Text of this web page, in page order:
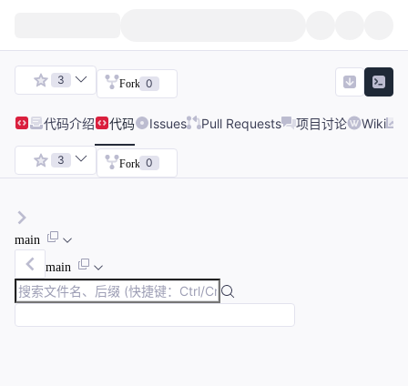
3 Fork 0
代码介绍 代码 Issues Pull Requests 项目讨论 Wiki
3 Fork 0
main
main